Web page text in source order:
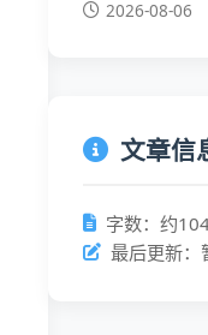
2026-08-06
文章信
字数：约
最后更新：